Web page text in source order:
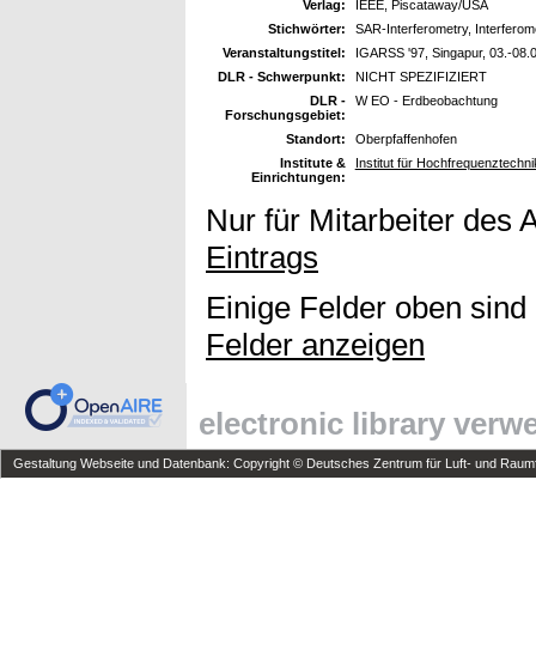
Verlag:
IEEE, Piscataway/USA
Stichwörter:
SAR-Interferometry,
Veranstaltungstitel:
IGARSS '97, Singapur, 03.-
DLR - Schwerpunkt:
NICHT SPEZIFIZIERT
DLR -
Forschungsgebiet:
W EO - Erdbeobachtung
Standort:
Oberpfaffenhofen
Institute &
Einrichtungen:
Institut für
Nur für Mitarbeiter des
Eintrags
Einige Felder oben
Felder anzeigen
electronic library
Gestaltung Webseite und Datenbank: Copyright © Deutsches Zentrum für Luft- und